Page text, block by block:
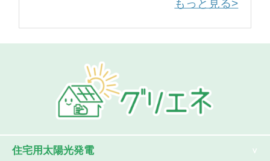
もっと見る>
住宅用太陽光発電